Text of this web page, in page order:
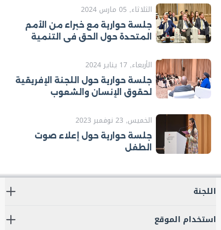
الثلاثاء, 05 مارس 2024
جلسة حوارية مع خبراء من الأمم
المتحدة حول الحق في التنمية
الأربعاء, 17 يناير 2024
جلسة حوارية حول اللجنة الإفريقية
لحقوق الإنسان والشعوب
الخميس, 23 نوفمبر 2023
جلسة حوارية حول إعلاء صوت
الطفل
اللجنة
استخدام الموقع